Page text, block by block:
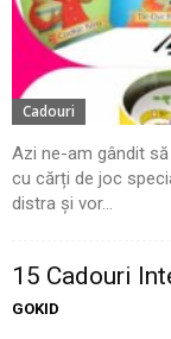
Cadouri
Azi ne-am gândit
cu cărți de joc
distra și vor...
15 Cadouri
GOKID